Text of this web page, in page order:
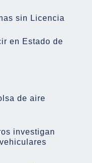
sin Licencia
en Estado de
de aire
investigan